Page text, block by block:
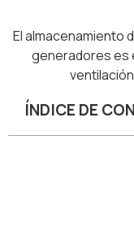
El almacenamiento
generadores es
ÍNDICE DE